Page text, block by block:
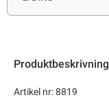
Produktbeskrivning
Artikel nr: 8819